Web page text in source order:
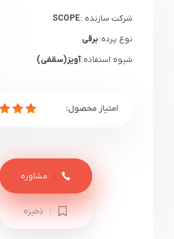
شرکت سازنده :
نوع پرده:برقی
شیوه استفاده:آویز(سقفی)
ذخیره
مشاوره